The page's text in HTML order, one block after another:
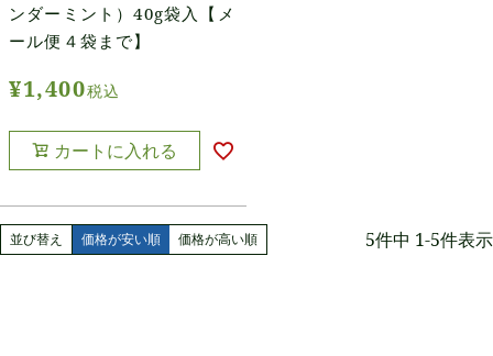
ンダーミント）40g袋入【メ
ール便４袋まで】
¥1,400税込
カートに入れる
並び替え 価格が安い順 価格が高い順 5件中 1-5件表示